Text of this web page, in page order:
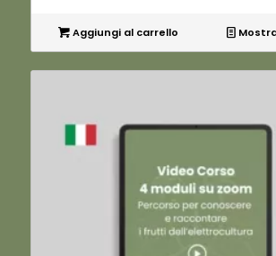
Aggiungi al carrello